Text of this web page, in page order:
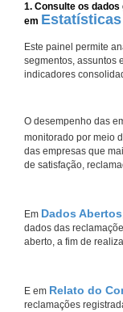
1. Consulte os
em Estatísticas
Este painel permite
segmentos, assuntos
indicadores
O desempenho das
monitorado por meio
das empresas que
de satisfação,
Em Dados Abertos
dados das
aberto, a fim de
E em Relato do
reclamações